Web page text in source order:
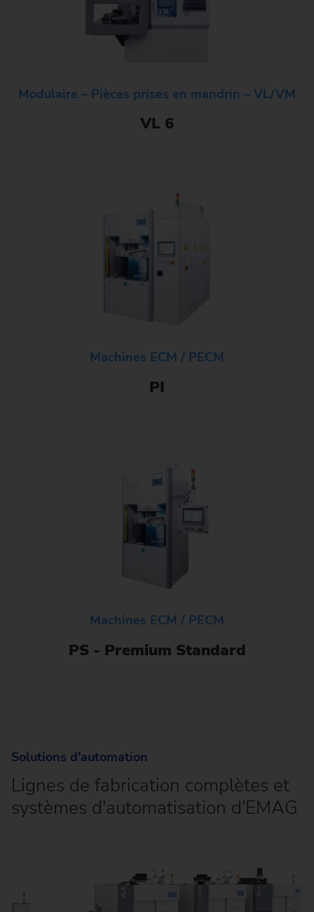
Modulaire – Pièces prises en mandrin – VL/VM
VL 6
Machines ECM / PECM
PI
Machines ECM / PECM
PS - Premium Standard
Solutions d'automation
Lignes de fabrication complètes et
systèmes d'automatisation d'EMAG